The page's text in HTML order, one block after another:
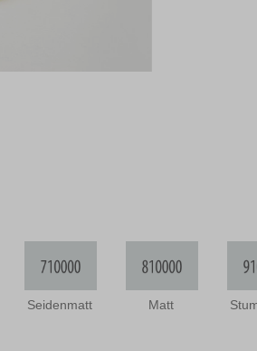
Seidenmatt Matt